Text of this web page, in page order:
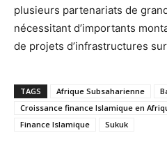
plusieurs partenariats de
nécessitant d’importants
de projets d’infrastructures
TAGS Afrique Subsaharienne
Croissance finance Islamique en
Finance Islamique
Sukuk